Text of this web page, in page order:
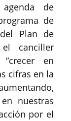
de
de
Plan de
canciller
en
cifras en la
nuestras
por el